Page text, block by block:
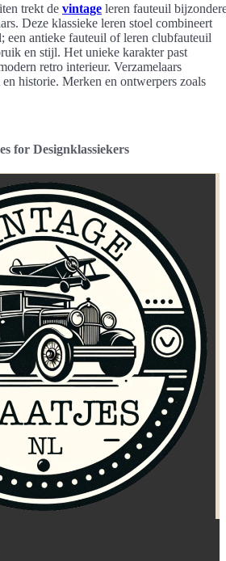
trekt de vintage leren fauteuil
Deze klassieke leren stoel combineert
een antieke fauteuil of leren clubfauteuil
en stijl. Het unieke karakter past
retro interieur. Verzamelaars
historie. Merken en ontwerpers zoals
for Designklassiekers